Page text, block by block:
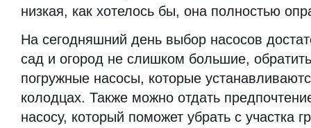
низкая, как хотелось бы, она полностью
На сегодняшний день выбор насосов
сад и огород не слишком большие,
погружные насосы, которые
колодцах. Также можно отдать
насосу, который поможет убрать с участка